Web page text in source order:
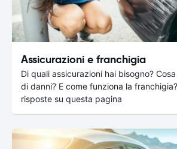
Assicurazioni e franchigia
Di quali assicurazioni hai bisogno?
di danni? E come funziona la
risposte su questa pagina